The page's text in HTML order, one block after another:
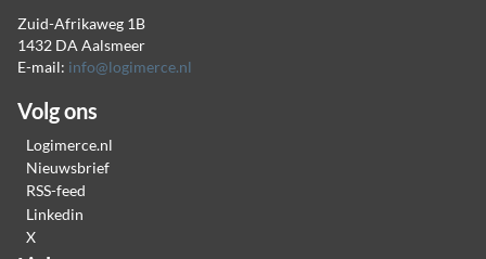
Zuid-Afrikaweg 1B
1432 DA Aalsmeer
E-mail: info@logimerce.nl
Volg ons
Logimerce.nl
Nieuwsbrief
RSS-feed
Linkedin
X